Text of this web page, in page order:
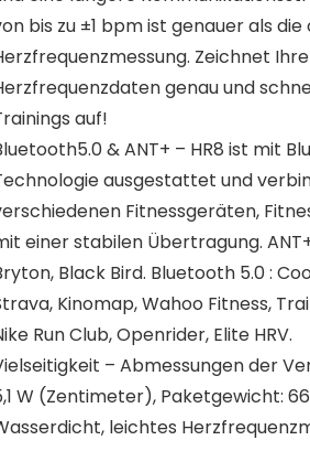
bis zu ±1 bpm ist genauer als
Zeichnet
genau und
auf!
& ANT+ – HR8 ist mit
ausgestattet und
Fitnessgeräten,
einer stabilen Übertragung.
Black Bird. Bluetooth 5.0 :
Kinomap, Wahoo Fitness,
Run Club, Openrider, Elite HRV.
– Abmessungen der
W (Zentimeter), Paketgewicht:
leichtes